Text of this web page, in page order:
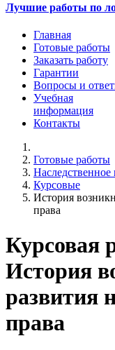
Лучшие работы по
Главная
Готовые работы
Заказать работу
Гарантии
Вопросы и
Учебная
информация
Контакты
Готовые работы
Наследственное
Курсовые
История
права
Курсовая
История
развития
права